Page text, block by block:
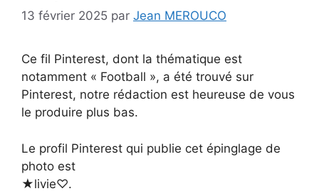
13 février 2025 par Jean MEROUCO
Ce fil Pinterest, dont la thématique est
notamment « Football », a été trouvé sur
Pinterest, notre rédaction est heureuse de vous
le produire plus bas.
Le profil Pinterest qui publie cet épinglage de
photo est
★livie♡︎.